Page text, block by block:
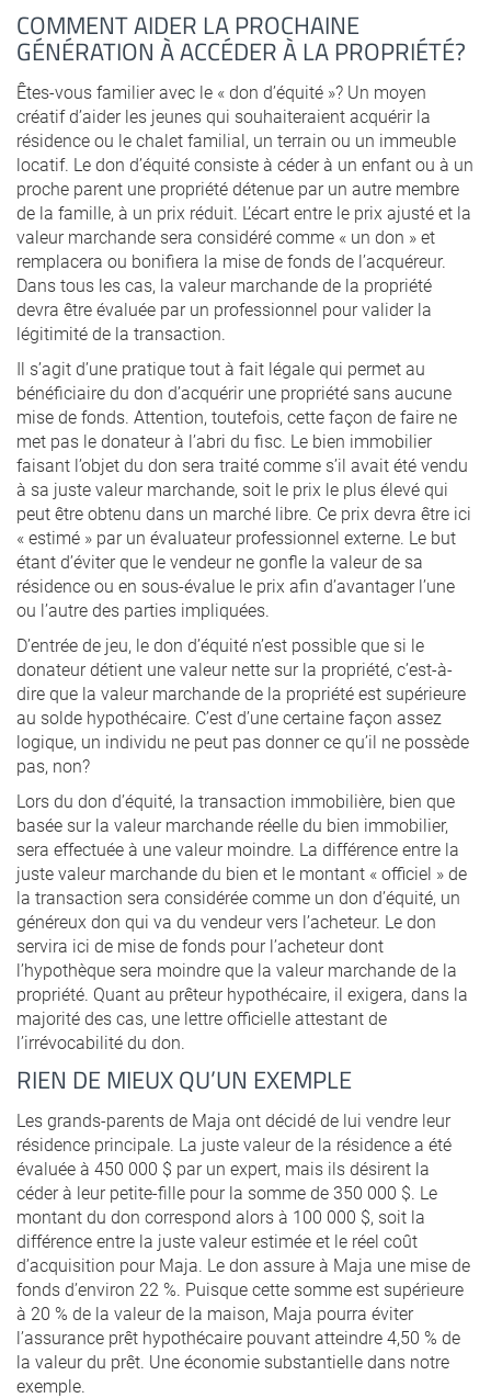
COMMENT AIDER LA PROCHAINE
GÉNÉRATION À ACCÉDER À LA PROPRIÉTÉ?
Êtes-vous familier avec le « don d’équité »? Un moyen
créatif d’aider les jeunes qui souhaiteraient acquérir la
résidence ou le chalet familial, un terrain ou un immeuble
locatif. Le don d’équité consiste à céder à un enfant ou à un
proche parent une propriété détenue par un autre membre
de la famille, à un prix réduit. L’écart entre le prix ajusté et la
valeur marchande sera considéré comme « un don » et
remplacera ou bonifiera la mise de fonds de l’acquéreur.
Dans tous les cas, la valeur marchande de la propriété
devra être évaluée par un professionnel pour valider la
légitimité de la transaction.
Il s’agit d’une pratique tout à fait légale qui permet au
bénéficiaire du don d’acquérir une propriété sans aucune
mise de fonds. Attention, toutefois, cette façon de faire ne
met pas le donateur à l’abri du fisc. Le bien immobilier
faisant l’objet du don sera traité comme s’il avait été vendu
à sa juste valeur marchande, soit le prix le plus élevé qui
peut être obtenu dans un marché libre. Ce prix devra être ici
« estimé » par un évaluateur professionnel externe. Le but
étant d’éviter que le vendeur ne gonfle la valeur de sa
résidence ou en sous-évalue le prix afin d’avantager l’une
ou l’autre des parties impliquées.
D’entrée de jeu, le don d’équité n’est possible que si le
donateur détient une valeur nette sur la propriété, c’est-à-
dire que la valeur marchande de la propriété est supérieure
au solde hypothécaire. C’est d’une certaine façon assez
logique, un individu ne peut pas donner ce qu’il ne possède
pas, non?
Lors du don d’équité, la transaction immobilière, bien que
basée sur la valeur marchande réelle du bien immobilier,
sera effectuée à une valeur moindre. La différence entre la
juste valeur marchande du bien et le montant « officiel » de
la transaction sera considérée comme un don d’équité, un
généreux don qui va du vendeur vers l’acheteur. Le don
servira ici de mise de fonds pour l’acheteur dont
l’hypothèque sera moindre que la valeur marchande de la
propriété. Quant au prêteur hypothécaire, il exigera, dans la
majorité des cas, une lettre officielle attestant de
l’irrévocabilité du don.
RIEN DE MIEUX QU’UN EXEMPLE
Les grands-parents de Maja ont décidé de lui vendre leur
résidence principale. La juste valeur de la résidence a été
évaluée à 450 000 $ par un expert, mais ils désirent la
céder à leur petite-fille pour la somme de 350 000 $. Le
montant du don correspond alors à 100 000 $, soit la
différence entre la juste valeur estimée et le réel coût
d’acquisition pour Maja. Le don assure à Maja une mise de
fonds d’environ 22 %. Puisque cette somme est supérieure
à 20 % de la valeur de la maison, Maja pourra éviter
l’assurance prêt hypothécaire pouvant atteindre 4,50 % de
la valeur du prêt. Une économie substantielle dans notre
exemple.